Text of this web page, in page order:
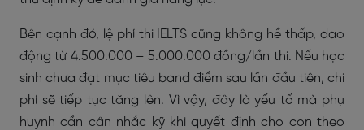
Bên cạnh đó, lệ phí thi IELTS cũng không hề thấp, dao
động từ 4.500.000 – 5.000.000 đồng/lần thi. Nếu học
sinh chưa đạt mục tiêu band điểm sau lần đầu tiên, chi
phí sẽ tiếp tục tăng lên. Vì vậy, đây là yếu tố mà phụ
huynh cần cân nhắc kỹ khi quyết định cho con theo